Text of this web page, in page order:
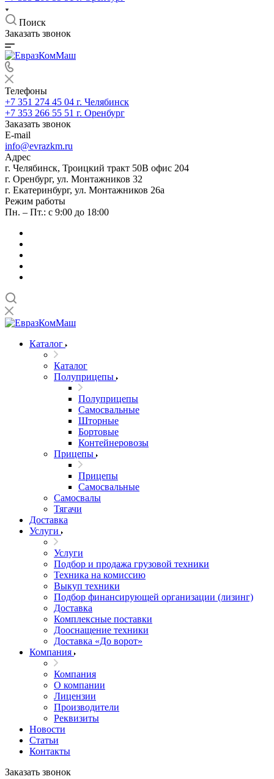
Поиск
Заказать звонок
Телефоны
+7 351 274 45 04 г. Челябинск
+7 353 266 55 51 г. Оренбург
Заказать звонок
E-mail
info@evrazkm.ru
Адрес
г. Челябинск, Троицкий тракт 50В офис 204
г. Оренбург, ул. Монтажников 32
г. Екатеринбург, ул. Монтажников 26а
Режим работы
Пн. – Пт.: с 9:00 до 18:00
Каталог
Каталог
Полуприцепы
Полуприцепы
Самосвальные
Шторные
Бортовые
Контейнеровозы
Прицепы
Прицепы
Самосвальные
Самосвалы
Тягачи
Доставка
Услуги
Услуги
Подбор и продажа грузовой техники
Техника на комиссию
Выкуп техники
Подбор финансирующей организации (лизинг)
Доставка
Комплексные поставки
Дооснащение техники
Доставка «До ворот»
Компания
Компания
О компании
Лицензии
Производители
Реквизиты
Новости
Статьи
Контакты
Заказать звонок